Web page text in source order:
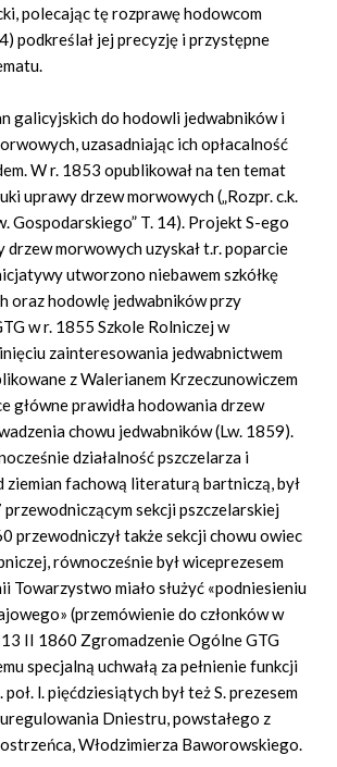
polecając tę rozprawę hodowcom
podkreślał jej precyzję i przystępne
galicyjskich do hodowli jedwabników i
uzasadniając ich opłacalność
W r. 1853 opublikował na ten temat
uprawy drzew morwowych („Rozpr. c.k.
Gospodarskiego” T. 14). Projekt S-ego
drzew morwowych uzyskał t.r. poparcie
utworzono niebawem szkółkę
oraz hodowlę jedwabników przy
w r. 1855 Szkole Rolniczej w
zainteresowania jedwabnictwem
z Walerianem Krzeczunowiczem
główne prawidła hodowania drzew
chowu jedwabników (Lw. 1859).
działalność pszczelarza i
ziemian fachową literaturą bartniczą, był
sekcji pszczelarskiej
przewodniczył także sekcji chowu owiec
równocześnie był wiceprezesem
Towarzystwo miało służyć «podniesieniu
(przemówienie do członków w
II 1860 Zgromadzenie Ogólne GTG
specjalną uchwałą za pełnienie funkcji
l. pięćdziesiątych był też S. prezesem
Dniestru, powstałego z
Włodzimierza Baworowskiego.